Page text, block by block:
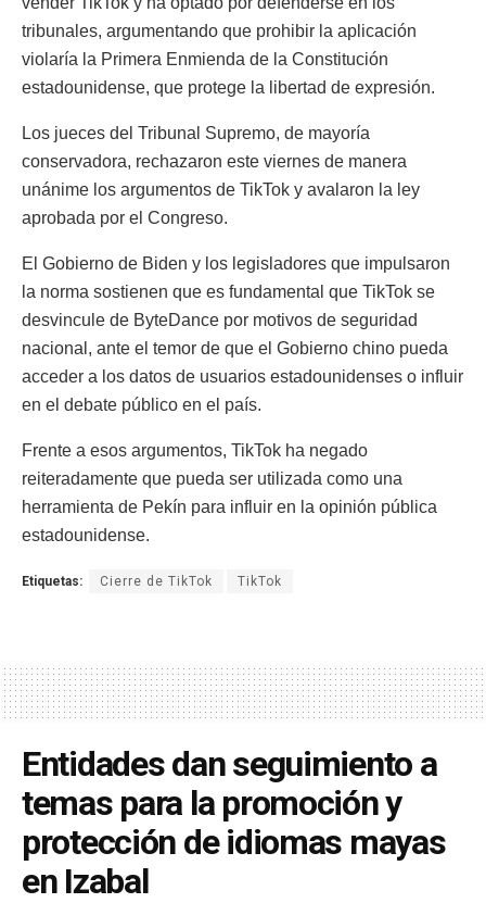
tribunales, argumentando que prohibir la aplicación
violaría la Primera Enmienda de la Constitución
estadounidense, que protege la libertad de expresión.
Los jueces del Tribunal Supremo, de mayoría
conservadora, rechazaron este viernes de manera
unánime los argumentos de TikTok y avalaron la ley
aprobada por el Congreso.
El Gobierno de Biden y los legisladores que impulsaron
la norma sostienen que es fundamental que TikTok se
desvincule de ByteDance por motivos de seguridad
nacional, ante el temor de que el Gobierno chino pueda
acceder a los datos de usuarios estadounidenses o influir
en el debate público en el país.
Frente a esos argumentos, TikTok ha negado
reiteradamente que pueda ser utilizada como una
herramienta de Pekín para influir en la opinión pública
estadounidense.
Etiquetas: Cierre de TikTok TikTok
Entidades dan seguimiento a
temas para la promoción y
protección de idiomas mayas
en Izabal